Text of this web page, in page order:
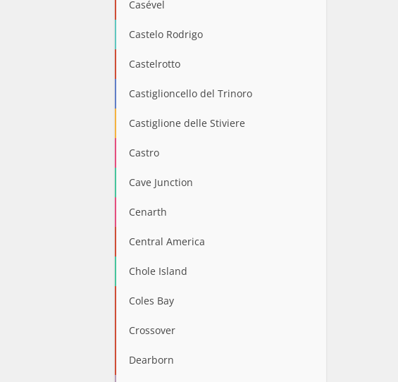
Casével
Castelo Rodrigo
Castelrotto
Castiglioncello del Trinoro
Castiglione delle Stiviere
Castro
Cave Junction
Cenarth
Central America
Chole Island
Coles Bay
Crossover
Dearborn